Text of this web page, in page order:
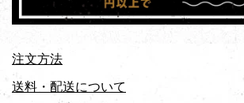
注文方法
送料・配送について